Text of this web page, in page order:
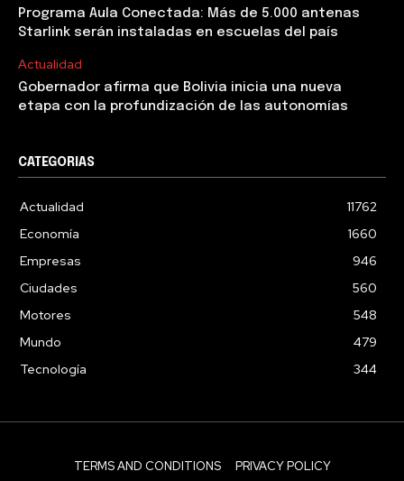
Programa Aula Conectada: Más de 5.000 antenas
Starlink serán instaladas en escuelas del país
Actualidad
Gobernador afirma que Bolivia inicia una nueva
etapa con la profundización de las autonomías
CATEGORIAS
Actualidad
11762
Economía
1660
Empresas
946
Ciudades
560
Motores
548
Mundo
479
Tecnología
344
TERMS AND CONDITIONS PRIVACY POLICY